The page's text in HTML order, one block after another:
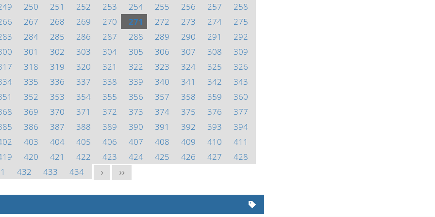
250 251 252 253 254 255 256 257
258
267 268 269 270 271 272 273 274
275
284 285 286 287 288 289 290 291
292
301 302 303 304 305 306 307 308
309
318 319 320 321 322 323 324 325
326
335 336 337 338 339 340 341 342
343
352 353 354 355 356 357 358 359
360
369 370 371 372 373 374 375 376
377
386 387 388 389 390 391 392 393
394
403 404 405 406 407 408 409 410
411
420 421 422 423 424 425 426 427
428
432 433 434 > >>